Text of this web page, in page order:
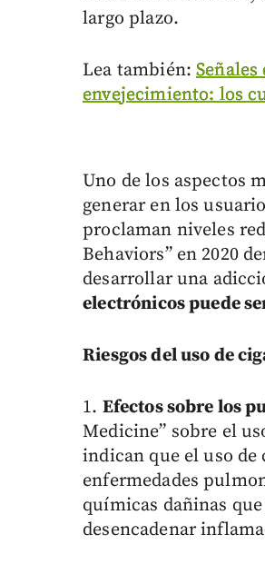
largo plazo.
Lea también:
envejecimiento: los
Uno de los aspectos
generar en los
proclaman niveles
Behaviors” en 2020
desarrollar una
electrónicos puede
Riesgos del uso de
1. Efectos sobre los
Medicine” sobre el
indican que el uso
enfermedades
químicas dañinas
desencadenar